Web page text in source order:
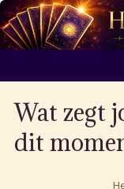
Wat zegt
dit